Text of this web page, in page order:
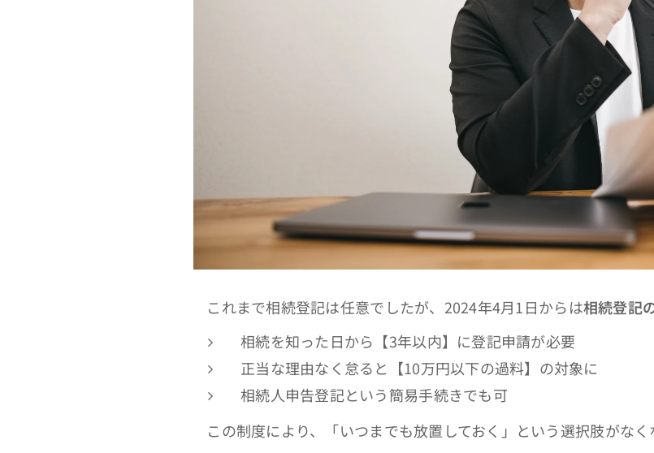
これまで相続登記は任意でしたが、2024年4月1日からは相続登記
相続を知った日から【3年以内】に登記申請が必要
正当な理由なく怠ると【10万円以下の過料】の対象に
相続人申告登記という簡易手続きでも可
この制度により、「いつまでも放置しておく」という選択肢がなく